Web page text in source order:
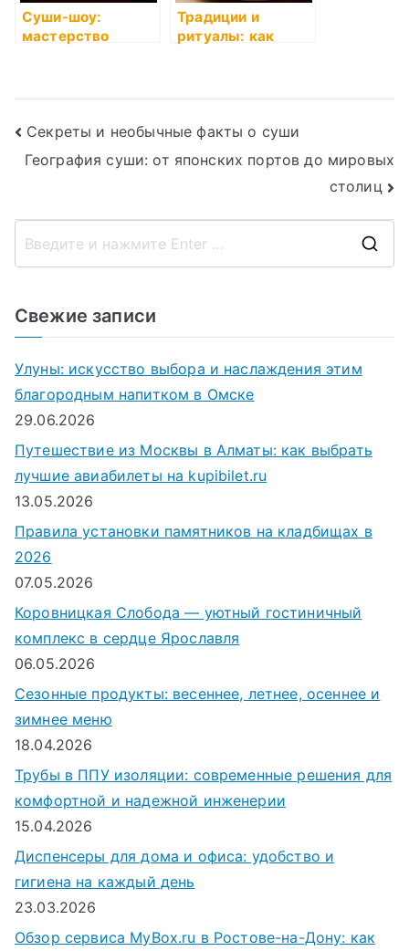
Суши-шоу:
мастерство
Традиции и
ритуалы: как
Навигация
по
записям
Секреты и необычные факты о суши
География суши: от японских портов до мировых
столиц
Свежие записи
Улуны: искусство выбора и наслаждения этим
благородным напитком в Омске
29.06.2026
Путешествие из Москвы в Алматы: как выбрать
лучшие авиабилеты на kupibilet.ru
13.05.2026
Правила установки памятников на кладбищах в
2026
07.05.2026
Коровницкая Слобода — уютный гостиничный
комплекс в сердце Ярославля
06.05.2026
Сезонные продукты: весеннее, летнее, осеннее и
зимнее меню
18.04.2026
Трубы в ППУ изоляции: современные решения для
комфортной и надежной инженерии
15.04.2026
Диспенсеры для дома и офиса: удобство и
гигиена на каждый день
23.03.2026
Обзор сервиса MyBox.ru в Ростове-на-Дону: как